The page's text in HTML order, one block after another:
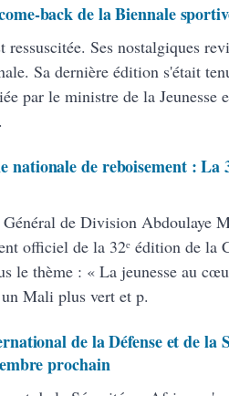
back de la Biennale
ressuscitée. Ses nostalgiques
Sa dernière édition s'était
par le ministre de la Jeunesse
nationale de reboisement : La
de Division Abdoulaye
officiel de la 32ᵉ édition de la
le thème : « La jeunesse au
Mali plus vert et p.
de la Défense et de la
prochain